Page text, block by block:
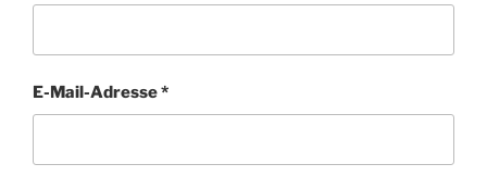
E-Mail-Adresse*